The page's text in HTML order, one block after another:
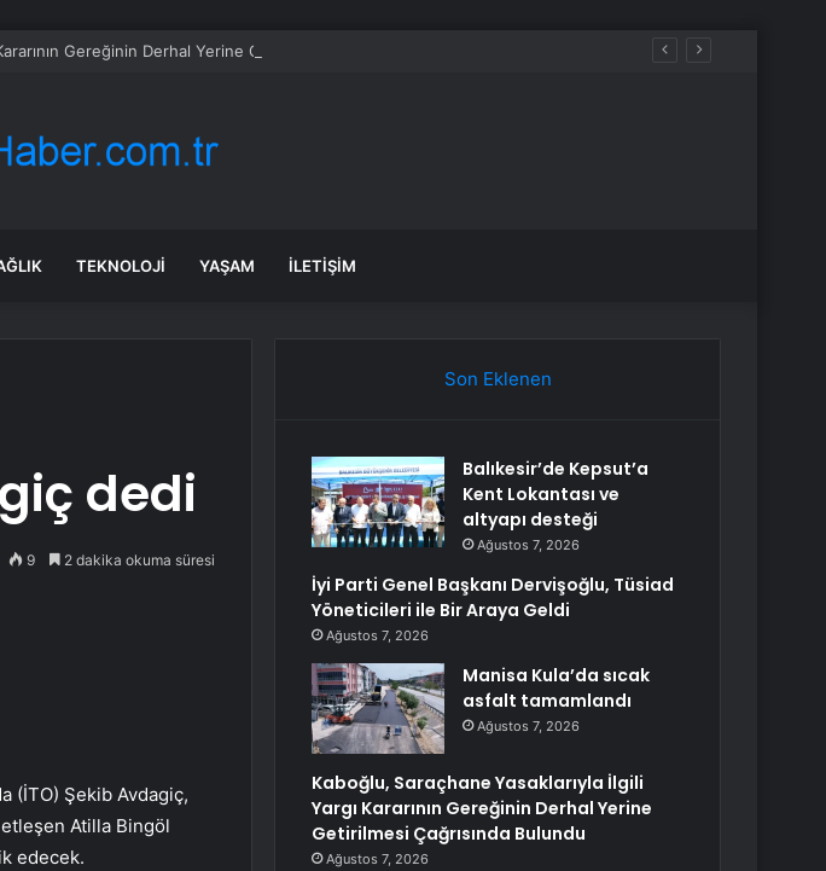
Gereğinin Derhal Yerine Getirilmesi Çağrısında Bulundu
TEKNOLOJI YAŞAM İLETIŞIM
dedi
9 2 dakika okuma süresi
(İTO) Şekib Avdagiç,
Atilla Bingöl
edecek.
Son Eklenen
Balıkesir’de Kepsut’a
Kent Lokantası ve
altyapı desteği
Ağustos 7, 2026
İyi Parti Genel Başkanı Dervişoğlu, Tüsiad
Yöneticileri ile Bir Araya Geldi
Ağustos 7, 2026
Manisa Kula’da sıcak
asfalt tamamlandı
Ağustos 7, 2026
Kaboğlu, Saraçhane Yasaklarıyla İlgili
Yargı Kararının Gereğinin Derhal Yerine
Getirilmesi Çağrısında Bulundu
Ağustos 7, 2026